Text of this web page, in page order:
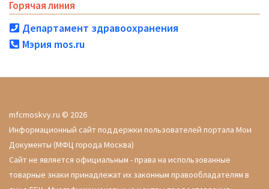
Горячая линия
Департамент здравоохранения
Мэрия mos.ru
mfcmoskvy.ru © 2026
Информационный сайт поддержки пользователей портала Мои
Документы (МФЦ города Москва)
Сайт не является официальным - права на использованные
товарные знаки принадлежат их законным правообладателям в